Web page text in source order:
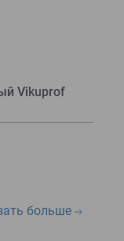
Vikuprof
больше